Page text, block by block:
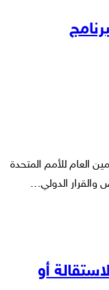
العام للأمم المتحدة
والقرار الدولي…
أو